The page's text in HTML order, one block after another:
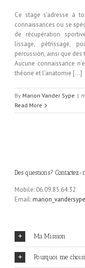
Ce stage s’adresse à
connaissances ou se
de récupération
lissage, pétrissage,
percussion, ainsi que
Aucune connaissance
théorie et l’anatomie […]
By Marion Vander Sype |
Read More
Des questions?
Mobile: 06.09.85.64.32
Email:
Ma Mission
Pourquoi me